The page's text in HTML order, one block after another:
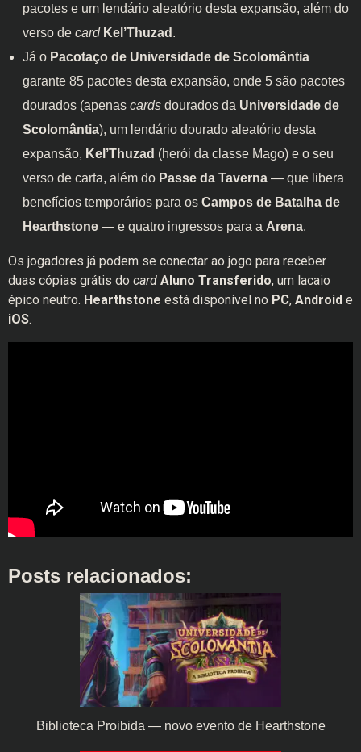
pacotes e um lendário aleatório desta expansão, além do
verso de card Kel’Thuzad .
Já o Pacotaço de Universidade de Scolomântia
garante 85 pacotes desta expansão, onde 5 são pacotes
dourados (apenas cardsdourados da Universidade de
Scolomântia), um lendário dourado aleatório desta
expansão, Kel’Thuzad (herói da classe Mago) e o seu
verso de carta, além do Passe da Taverna— que libera
benefícios temporários para os Campos de Batalha de
Hearthstone— e quatro ingressos para a Arena.
Os jogadores já podem se conectar ao jogo para receber
duas cópias grátis do card Aluno Transferido, um lacaio
épico neutro. Hearthstone está disponível no PC, Android e
iOS.
Posts relacionados:
Biblioteca Proibida — novo evento de Hearthstone